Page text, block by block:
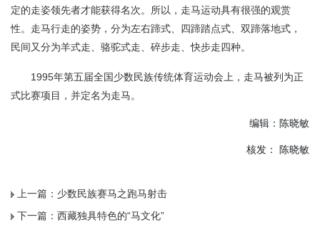
定的走姿领先者才能获得名次。所以，走马运动具有很强的观赏
性。走马行走的姿势，分为左右蹄式、四蹄踏点式、双蹄落地式，
民间又分为羊式走、骆驼式走、碎步走、快步走四种。
1995年第五届全国少数民族传统体育运动会上，走马被列为正
式比赛项目，并定名为走马。
编辑：陈晓敏
核发： 陈晓敏
上一篇： 少数民族赛马之跑马射击
下一篇： 西藏独具特色的“马文化”